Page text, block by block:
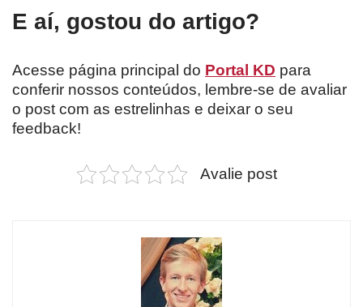
E aí, gostou do artigo?
Acesse página principal do Portal KD para
conferir nossos conteúdos, lembre-se de avaliar
o post com as estrelinhas e deixar o seu
feedback!
Avalie post